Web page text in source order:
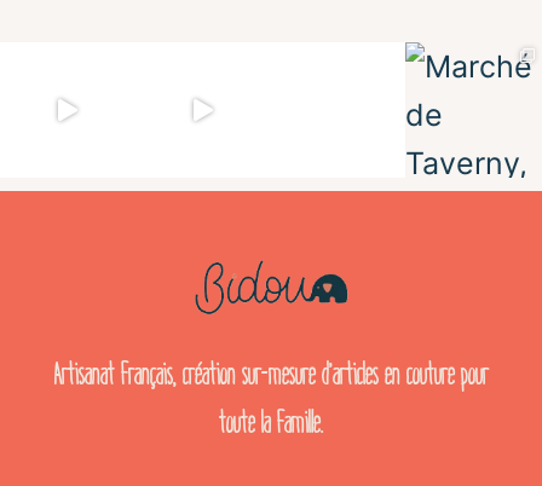
Artisanat français, création sur-mesure d’articles en couture pour
toute la famille.